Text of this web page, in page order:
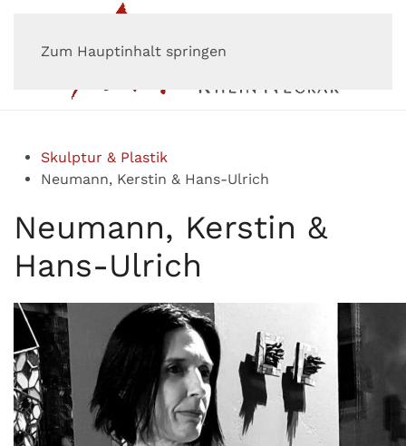
Zum Hauptinhalt springen
Skulptur & Plastik
Neumann, Kerstin & Hans-Ulrich
Neumann, Kerstin &
Hans-Ulrich